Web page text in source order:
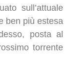
sull’attuale
ben più estesa
posta al
torrente